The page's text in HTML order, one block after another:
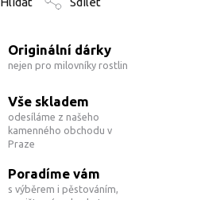
Originální dárky
nejen pro milovníky rostlin
Vše skladem
odesíláme z našeho
kamenného obchodu v
Praze
Poradíme vám
s výběrem i pěstováním,